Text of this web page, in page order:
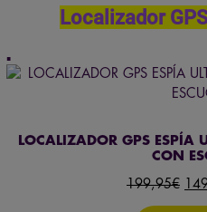
Localizador
LOCALIZADOR GPS ESPÍA
CON
199,95€
El